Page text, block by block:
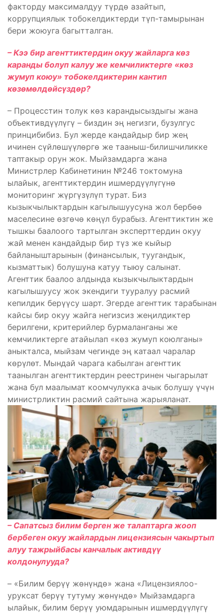
факторду максималдуу түрдө азайтып,
коррупциялык тобокелдиктерди түп-тамырынан
бери жоюуга багытталган.
– Кээ бир агенттиктердин окуу жайларга көз
каранды болуп калуу же кемчиликтерге «көз
жумуп коюу» тобокелдиктерин кантип
көзөмөлдөйсүздөр?
– Процесстин толук көз карандысыздыгы жана
объективдүүлүгү – биздин эң негизги, бузулгус
принцибибиз. Бул жерде кандайдыр бир жең
ичинен сүйлөшүүлөргө же тааныш-билишчиликке
таптакыр орун жок. Мыйзамдарга жана
Министрлер Кабинетинин №246 токтомуна
ылайык, агенттиктердин ишмердүүлүгүнө
мониторинг жүргүзүлүп турат. Биз
кызыкчылыктардын кагылышуусуна жол бербөө
маселесине өзгөчө көңүл бурабыз. Агенттиктин же
тышкы баалоого тартылган эксперттердин окуу
жай менен кандайдыр бир түз же кыйыр
байланыштарынын (финансылык, туугандык,
кызматтык) болушуна катуу тыюу салынат.
Агенттик баалоо алдында кызыкчылыктардын
кагылышуусу жок экендиги тууралуу расмий
кепилдик берүүсу шарт. Эгерде агенттик тарабынан
кайсы бир окуу жайга негизсиз жеңилдиктер
берилгени, критерийлер бурмаланганы же
кемчиликтерге атайылап «көз жумуп коюлганы»
аныкталса, мыйзам чегинде эң катаал чаралар
көрүлөт. Мындай чарага кабылган агенттик
таанылган агенттиктердин реестринен чыгарылат
жана бул маалымат коомчулукка ачык болушу үчүн
министрликтин расмий сайтына жарыяланат.
– Сапатсыз билим берген же талаптарга жооп
бербеген окуу жайлардын лицензиясын чакыртып
алуу тажрыйбасы канчалык активдүү
колдонулууда?
– «Билим берүү жөнүндө» жана «Лицензиялоо-
уруксат берүү тутуму жөнүндө» Мыйзамдарга
ылайык, билим берүү уюмдарынын ишмердүүлүгү